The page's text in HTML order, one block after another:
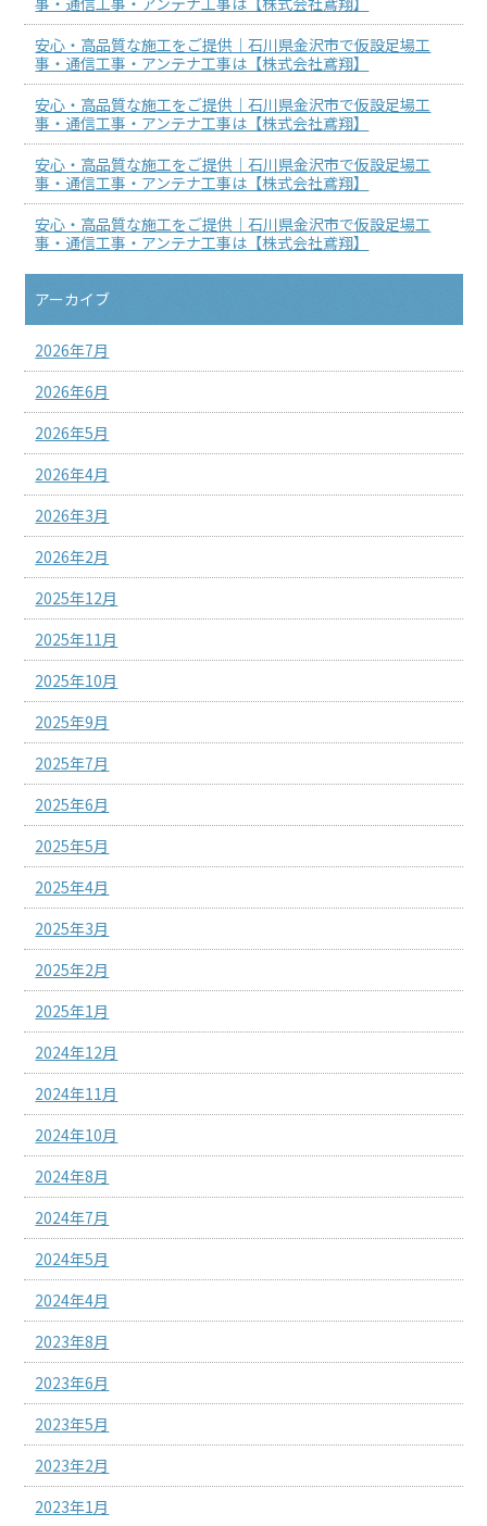
安心・高品質な施工をご提供｜石川県金沢市で仮設足場工
事・通信工事・アンテナ工事は【株式会社鳶翔】
安心・高品質な施工をご提供｜石川県金沢市で仮設足場工
事・通信工事・アンテナ工事は【株式会社鳶翔】
安心・高品質な施工をご提供｜石川県金沢市で仮設足場工
事・通信工事・アンテナ工事は【株式会社鳶翔】
安心・高品質な施工をご提供｜石川県金沢市で仮設足場工
事・通信工事・アンテナ工事は【株式会社鳶翔】
アーカイブ
2026年7月
2026年6月
2026年5月
2026年4月
2026年3月
2026年2月
2025年12月
2025年11月
2025年10月
2025年9月
2025年7月
2025年6月
2025年5月
2025年4月
2025年3月
2025年2月
2025年1月
2024年12月
2024年11月
2024年10月
2024年8月
2024年7月
2024年5月
2024年4月
2023年8月
2023年6月
2023年5月
2023年2月
2023年1月